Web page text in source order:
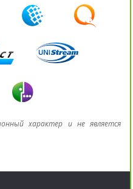
характер и не является